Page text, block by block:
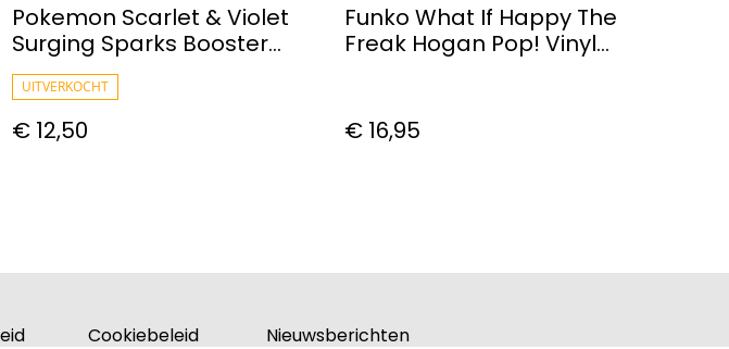
Pokemon Scarlet & Violet
Surging Sparks Booster
Pack
UITVERKOCHT
€ 12,50
Funko What If Happy The
Freak Hogan Pop! Vinyl
€ 16,95
Cookiebeleid Nieuwsberichten